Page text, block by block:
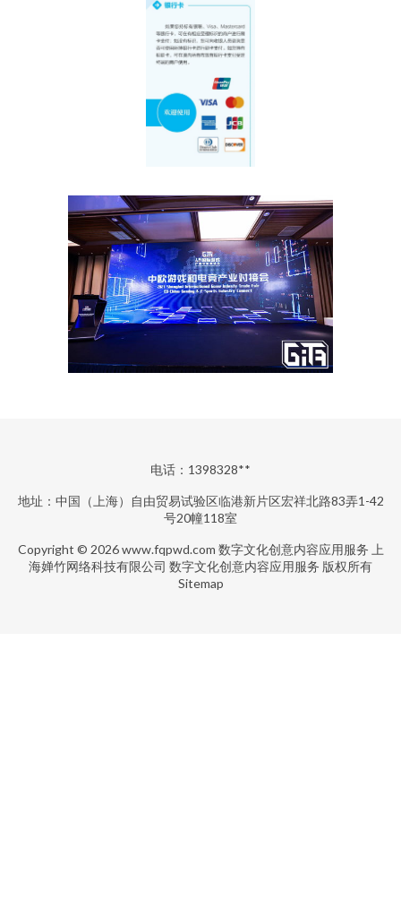
电话：1398328**
地址：中国（上海）自由贸易试验区临港新片区宏祥北路83弄1-42
号20幢118室
Copyright © 2026www.fqpwd.com 数字文化创意内容应用服务 上
海婵竹网络科技有限公司 数字文化创意内容应用服务 版权所有
Sitemap